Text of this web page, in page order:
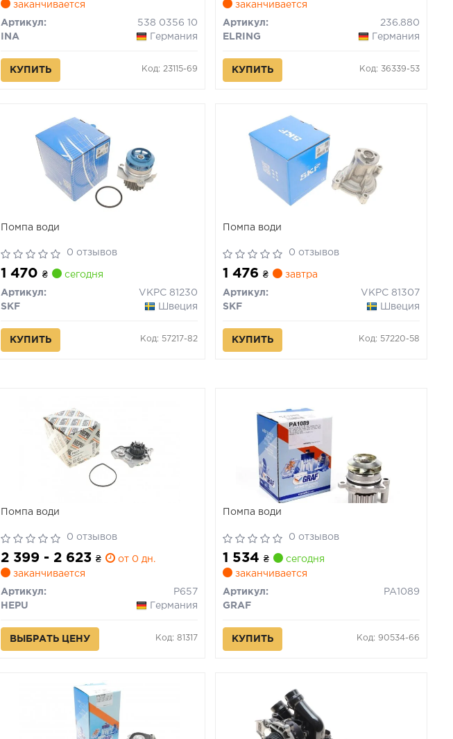
заканчивается
Артикул:
538 0356 10
INA
Германия
КУПИТЬ Код: 23115-69
заканчивается
Артикул:
236.880
ELRING
Германия
КУПИТЬ Код: 36339-53
Помпа води
0 отзывов
1 470₴ сегодня
Артикул:
VKPC 81230
SKF
Швеция
КУПИТЬ Код: 57217-82
Помпа води
0 отзывов
1 476₴ завтра
Артикул:
VKPC 81307
SKF
Швеция
КУПИТЬ Код: 57220-58
Помпа води
0 отзывов
2 399 - 2 623₴
от 0 дн.
заканчивается
Артикул:
P657
HEPU
Германия
ВЫБРАТЬ ЦЕНУ Код: 81317
Помпа води
0 отзывов
1 534₴
сегодня
заканчивается
Артикул:
PA1089
GRAF
КУПИТЬ Код: 90534-66